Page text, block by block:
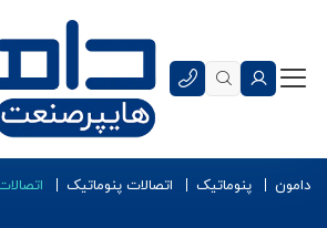
دامون پنوماتیک اتصالات پنوماتیک